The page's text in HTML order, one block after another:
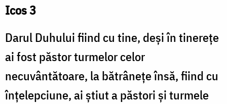
Icos 3
Darul Duhului fiind cu tine, deși în tinerețe
ai fost păstor turmelor celor
necuvântătoare, la bătrânețe însă, fiind cu
înțelepciune, ai știut a păstori și turmele